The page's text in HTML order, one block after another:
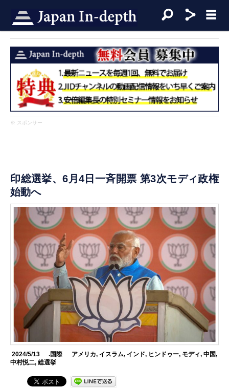
※ スポンサー
印総選挙、6月4日一斉開票 第3次モディ政権
始動へ
2024/5/13 .国際 アメリカ, イスラム, インド, ヒンドゥー, モディ, 中国,
中村悦二,総選挙